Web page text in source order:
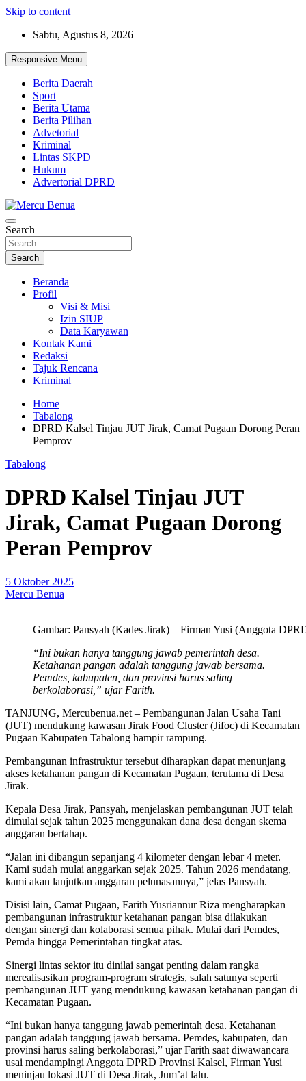
Skip to content
Sabtu, Agustus 8, 2026
Responsive Menu
Berita Daerah
Sport
Berita Utama
Berita Pilihan
Advetorial
Kriminal
Lintas SKPD
Hukum
Advertorial DPRD
Mercu Benua
Suara Masyarakat Bawah
Search
Search
Beranda
Profil
Visi & Misi
Izin SIUP
Data Karyawan
Kontak Kami
Redaksi
Tajuk Rencana
Kriminal
Home
Tabalong
DPRD Kalsel Tinjau JUT Jirak, Camat Pugaan Dorong Peran
Pemprov
Tabalong
DPRD Kalsel Tinjau JUT
Jirak, Camat Pugaan Dorong
Peran Pemprov
5 Oktober 2025
Mercu Benua
Gambar: Pansyah (Kades Jirak) – Firman Yusi (Anggota
“Ini bukan hanya tanggung jawab pemerintah desa.
Ketahanan pangan adalah tanggung jawab bersama.
Pemdes, kabupaten, dan provinsi harus saling
berkolaborasi,” ujar Farith.
TANJUNG, Mercubenua.net – Pembangunan Jalan Usaha Tani
(JUT) mendukung kawasan Jirak Food Cluster (Jifoc) di Kecamatan
Pugaan Kabupaten Tabalong hampir rampung.
Pembangunan infrastruktur tersebut diharapkan dapat menunjang
akses ketahanan pangan di Kecamatan Pugaan, terutama di Desa
Jirak.
Kepala Desa Jirak, Pansyah, menjelaskan pembangunan JUT telah
dimulai sejak tahun 2025 menggunakan dana desa dengan skema
anggaran bertahap.
“Jalan ini dibangun sepanjang 4 kilometer dengan lebar 4 meter.
Kami sudah mulai anggarkan sejak 2025. Tahun 2026 mendatang,
kami akan lanjutkan anggaran pelunasannya,” jelas Pansyah.
Disisi lain, Camat Pugaan, Farith Yusriannur Riza mengharapkan
pembangunan infrastruktur ketahanan pangan bisa dilakukan
dengan sinergi dan kolaborasi semua pihak. Mulai dari Pemdes,
Pemda hingga Pemerintahan tingkat atas.
Sinergi lintas sektor itu dinilai sangat penting dalam rangka
merealisasikan program-program strategis, salah satunya seperti
pembangunan JUT yang mendukung kawasan ketahanan pangan di
Kecamatan Pugaan.
“Ini bukan hanya tanggung jawab pemerintah desa. Ketahanan
pangan adalah tanggung jawab bersama. Pemdes, kabupaten, dan
provinsi harus saling berkolaborasi,” ujar Farith saat diwawancara
usai mendampingi Anggota DPRD Provinsi Kalsel, Firman Yusi
meninjau lokasi JUT di Desa Jirak, Jum’at lalu.